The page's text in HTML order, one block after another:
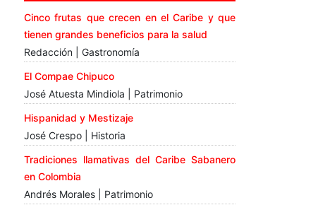
Cinco frutas que crecen en el Caribe y que
tienen grandes beneficios para la salud
Redacción | Gastronomía
El Compae Chipuco
José Atuesta Mindiola | Patrimonio
Hispanidad y Mestizaje
José Crespo | Historia
Tradiciones llamativas del Caribe Sabanero
en Colombia
Andrés Morales | Patrimonio